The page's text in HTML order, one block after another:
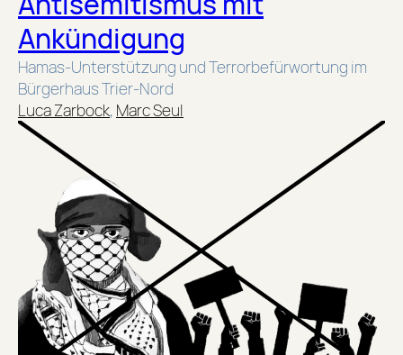
Ankündigung
Hamas-Unterstützung und Terrorbefürwortung im
Bürgerhaus Trier-Nord
Luca Zarbock, Marc Seul